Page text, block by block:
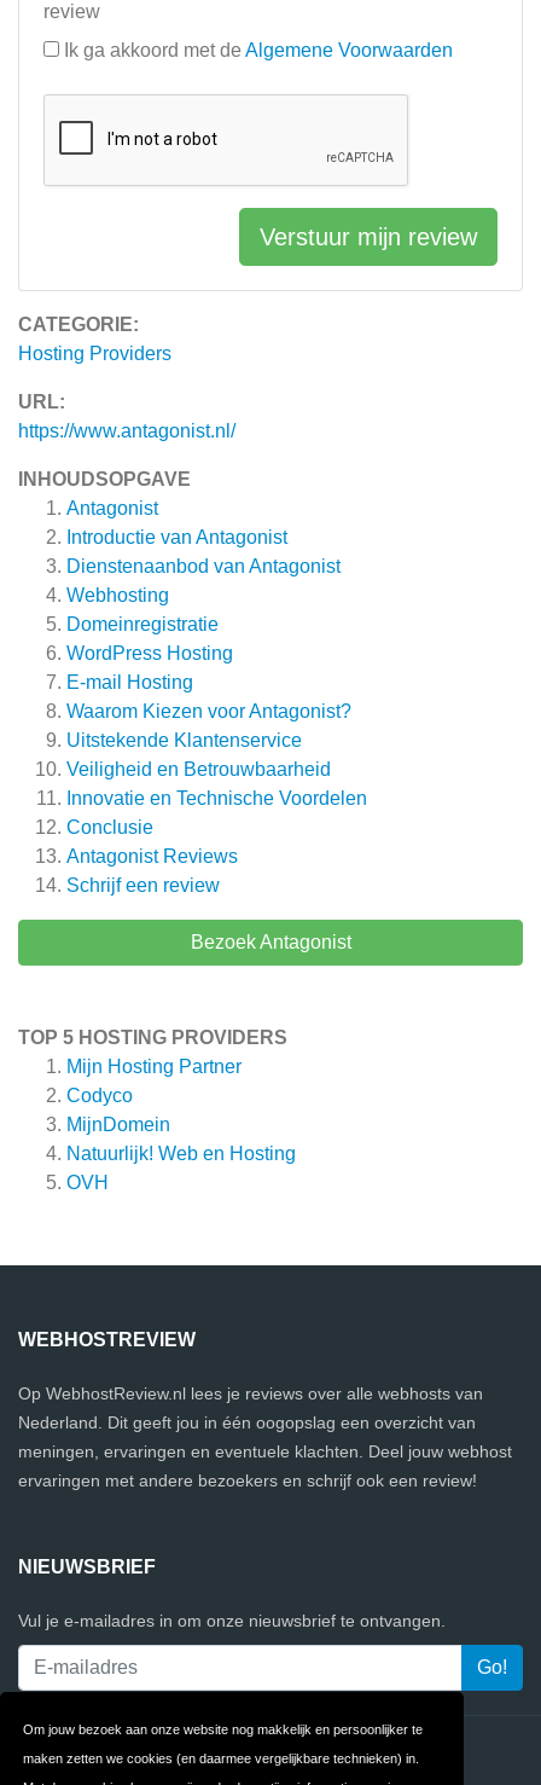
Om jouw bezoek aan onze website nog makkelijk en persoonlijker te
maken zetten we cookies (en daarmee vergelijkbare technieken) in.
CATEGORIE:
Hosting Providers
URL:
https://www.antagonist.nl/
INHOUDSOPGAVE
Antagonist
Introductie van Antagonist
Dienstenaanbod van Antagonist
Webhosting
Domeinregistratie
WordPress Hosting
E-mail Hosting
Waarom Kiezen voor Antagonist?
Uitstekende Klantenservice
Veiligheid en Betrouwbaarheid
Innovatie en Technische Voordelen
Conclusie
AntagonistReviews
Schrijf een review
Bezoek Antagonist
TOP 5 HOSTING PROVIDERS
Mijn Hosting Partner
Codyco
MijnDomein
Natuurlijk! Web en Hosting
OVH
review
Ik ga akkoord met de Algemene Voorwaarden
Verstuur mijn review
WEBHOSTREVIEW
Op WebhostReview.nl lees je reviews over alle webhosts van
Nederland. Dit geeft jou in één oogopslag een overzicht van
meningen, ervaringen en eventuele klachten. Deel jouw webhost
ervaringen met andere bezoekers en schrijf ook een review!
NIEUWSBRIEF
Vul je e-mailadres in om onze nieuwsbrief te ontvangen.
Contact Privacy